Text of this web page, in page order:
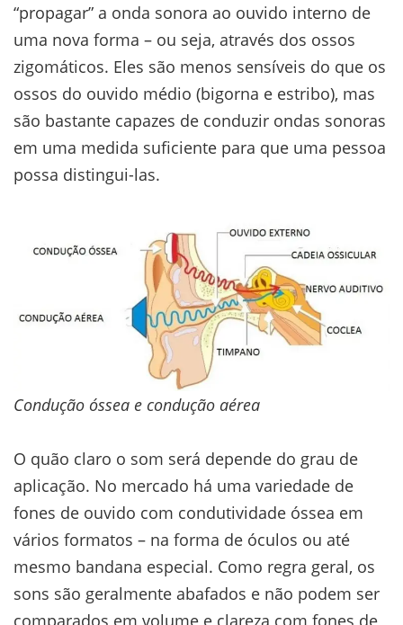
“propagar” a onda sonora ao ouvido interno de
uma nova forma – ou seja, através dos ossos
zigomáticos. Eles são menos sensíveis do que os
ossos do ouvido médio (bigorna e estribo), mas
são bastante capazes de conduzir ondas sonoras
em uma medida suficiente para que uma pessoa
possa distingui-las.
Condução óssea e condução aérea
O quão claro o som será depende do grau de
aplicação. No mercado há uma variedade de
fones de ouvido com condutividade óssea em
vários formatos – na forma de óculos ou até
mesmo bandana especial. Como regra geral, os
sons são geralmente abafados e não podem ser